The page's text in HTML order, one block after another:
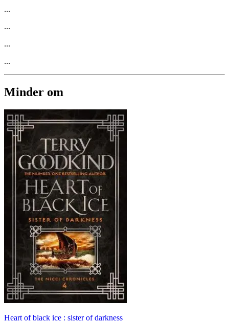
...
...
...
...
Minder om
Heart of black ice : sister of darkness